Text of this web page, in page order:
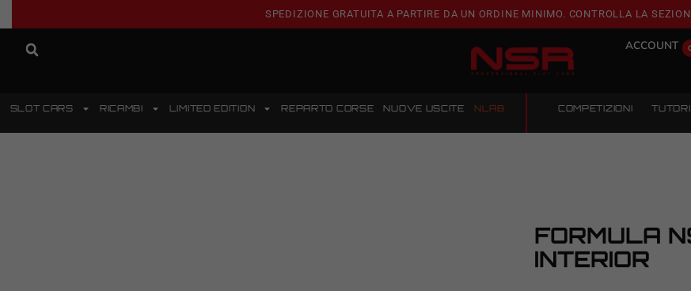
SPEDIZIONE GRATUITA A PARTIRE DA UN ORDINE MINIMO. CONTROLLA LA
ACCOUNT
SLOT CARS RICAMBI LIMITED EDITION REPARTO CORSE NUOVE USCITE NLAB COMPETIZIONI
FORMULA
INTERIOR